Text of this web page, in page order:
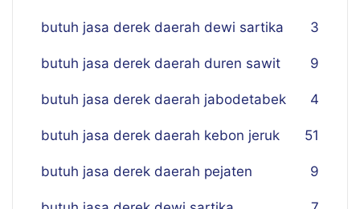
butuh jasa derek daerah dewi sartika 3
butuh jasa derek daerah duren sawit 9
butuh jasa derek daerah jabodetabek 4
butuh jasa derek daerah kebon jeruk 51
butuh jasa derek daerah pejaten 9